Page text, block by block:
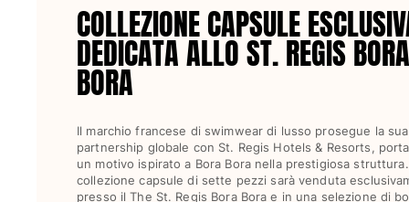
Rashguards
Vedi tutti i Costumi da bagno
Abbigliamento
Polos
Shorts
Camicie
COLLEZIONE CAPSULE
DEDICATA ALLO ST. REGIS BORA
BORA
Il marchio francese di swimwear di lusso prosegue la sua
partnership globale con St. Regis Hotels & Resorts,
un motivo ispirato a Bora Bora nella prestigiosa
collezione capsule di sette pezzi sarà venduta
presso il The St. Regis Bora Bora e in una selezione di